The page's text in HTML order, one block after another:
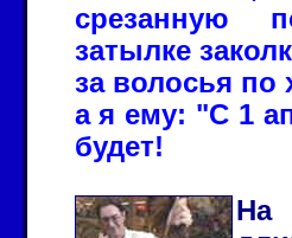
срезанную
затылке
за волосья по
а я ему: "С 1
будет!
На